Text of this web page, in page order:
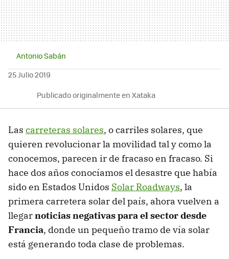
Antonio Sabán
25 Julio 2019
Publicado originalmente en Xataka
Las carreteras solares, o carriles solares, que
quieren revolucionar la movilidad tal y como la
conocemos, parecen ir de fracaso en fracaso. Si
hace dos años conocíamos el desastre que había
sido en Estados Unidos Solar Roadways, la
primera carretera solar del país, ahora vuelven a
llegarnoticias negativas para el sector desde
Francia, donde un pequeño tramo de vía solar
está generando toda clase de problemas.